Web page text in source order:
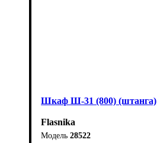
Шкаф Ш-31 (800) (штанга)
Flasnika
28522